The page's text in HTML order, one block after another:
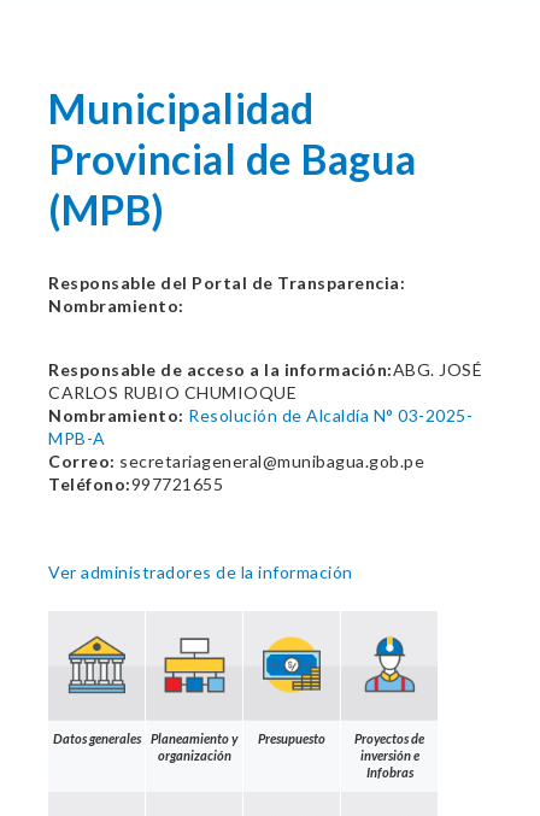
Municipalidad
Provincial de Bagua
(MPB)
Responsable del Portal de Transparencia:
Nombramiento:
Responsable de acceso a la información:ABG. JOSÉ
CARLOS RUBIO CHUMIOQUE
Nombramiento: Resolución de Alcaldía N° 03-2025-
MPB-A
Correo: secretariageneral@munibagua.gob.pe
Teléfono:997721655
Ver administradores de la información
Datos generales
Planeamiento y
organización
Presupuesto
Proyectos de
inversión e
Infobras